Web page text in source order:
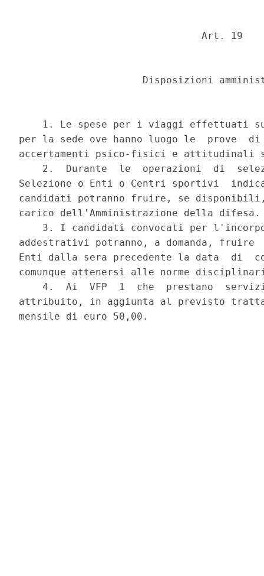
                               Art. 19
Disposizioni
1. Le spese per i viaggi effettuati
per la sede ove hanno luogo le
accertamenti psico-fisici e attitudinali
2.  Durante  le  operazioni  di
Selezione o Enti o Centri sportivi
candidati potranno fruire, se
carico dell'Amministrazione della
3. I candidati convocati per
addestrativi potranno, a domanda,
Enti dalla sera precedente la data  di
comunque attenersi alle norme
4.  Ai  VFP  1  che  prestano
attribuito, in aggiunta al previsto